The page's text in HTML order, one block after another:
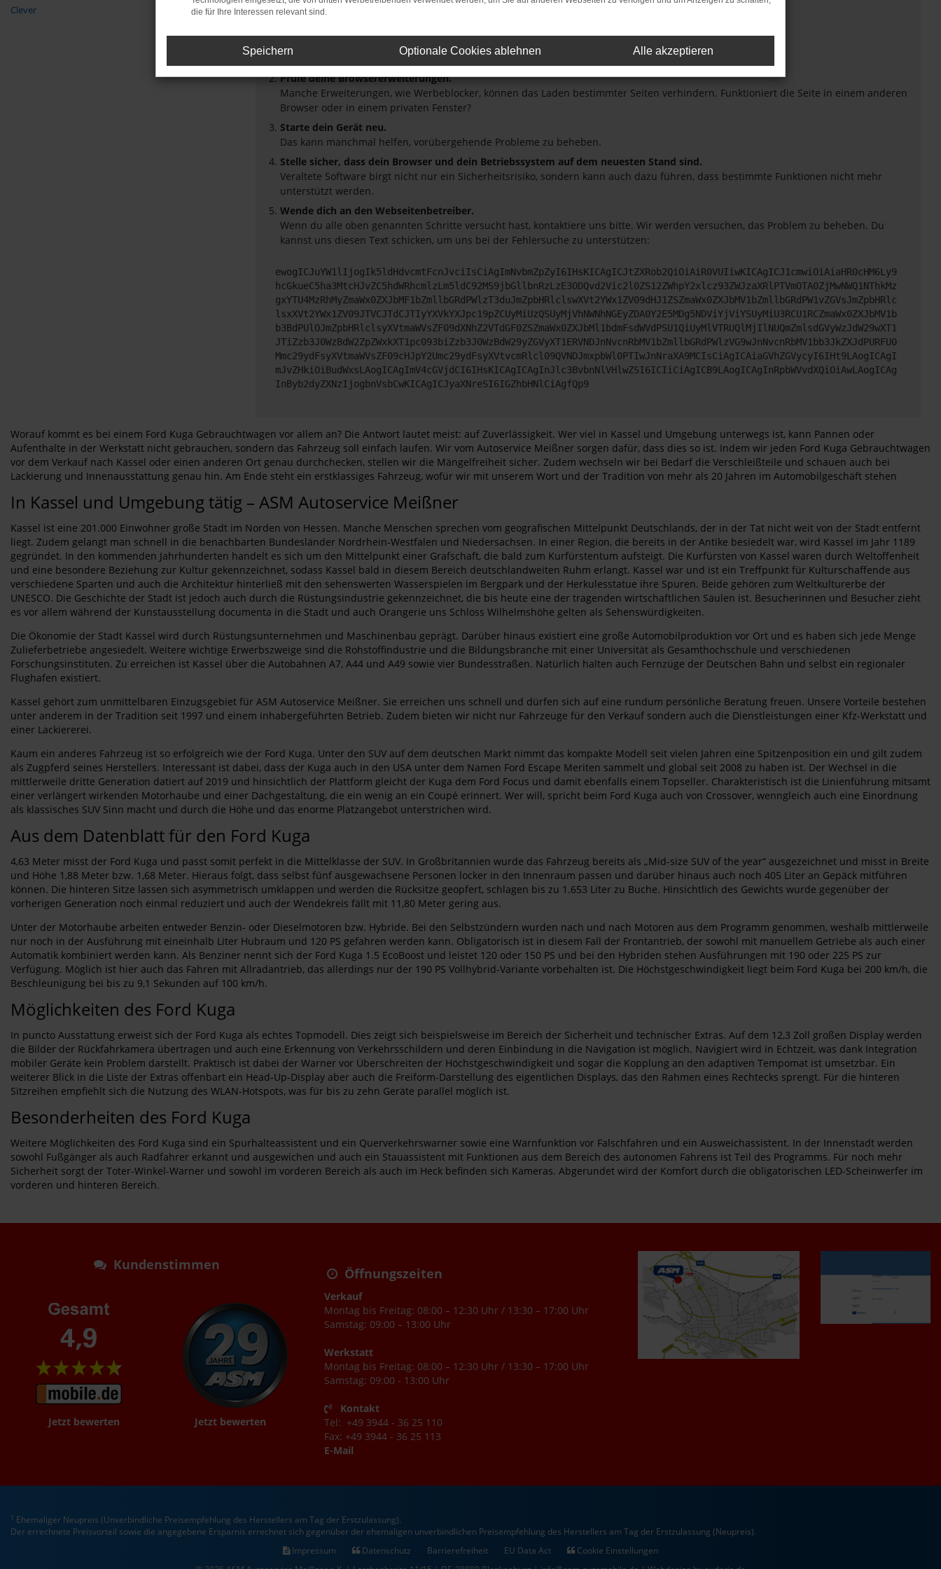
Clever
Beim Laden ist ein Fehler aufgetreten.
Hier sind ein paar Tipps, die dir helfen können:
Überprüfe deine Firewall und deine Internetverbindung.
Laden andere Webseiten, zum Beispiel deine Suchmaschine?
Prüfe deine Browsererweiterungen.
Manche Erweiterungen, wie Werbeblocker, können das Laden bestimmter Seiten verhindern. Funktioniert die Seite in einem anderen
Browser oder in einem privaten Fenster?
Starte dein Gerät neu.
Das kann manchmal helfen, vorübergehende Probleme zu beheben.
Stelle sicher, dass dein Browser und dein Betriebssystem auf dem neuesten Stand sind.
Veraltete Software birgt nicht nur ein Sicherheitsrisiko, sondern kann auch dazu führen, dass bestimmte Funktionen nicht mehr
unterstützt werden.
Wende dich an den Webseitenbetreiber.
Wenn du alle oben genannten Schritte versucht hast, kontaktiere uns bitte. Wir werden versuchen, das Problem zu beheben. Du
kannst uns diesen Text schicken, um uns bei der Fehlersuche zu unterstützen:
ewogICJuYW1lIjogIk5ldHdvcmtFcnJvciIsCiAgImNvbmZpZyI6IHsKICAgICJtZXRob2QiOiAiR0VUIiwKICAgICJ1cmwiOiAiaHR0cHM6Ly9
hcGkueC5ha3MtcHJvZC5hdWRhcmlzLm5ldC92MS9jbGllbnRzLzE3ODQvd2Vic2l0ZS12ZWhpY2xlcz93ZWJzaXRlPTVmOTA0ZjMwNWQ1NThkMz
gxYTU4MzRhMyZmaWx0ZXJbMF1bZmllbGRdPWlzT3duJmZpbHRlclswXVt2YWx1ZV09dHJ1ZSZmaWx0ZXJbMV1bZmllbGRdPW1vZGVsJmZpbHRlc
lsxXVt2YWx1ZV09JTVCJTdCJTIyYXVkYXJpc19pZCUyMiUzQSUyMjVhNWNhNGEyZDA0Y2E5MDg5NDViYjViYSUyMiU3RCU1RCZmaWx0ZXJbMV1b
b3BdPUlOJmZpbHRlclsyXVtmaWVsZF09dXNhZ2VTdGF0ZSZmaWx0ZXJbMl1bdmFsdWVdPSU1QiUyMlVTRUQlMjIlNUQmZmlsdGVyWzJdW29wXT1
JTiZzb3J0WzBdW2ZpZWxkXT1pc093biZzb3J0WzBdW29yZGVyXT1ERVNDJnNvcnRbMV1bZmllbGRdPWlzVG9wJnNvcnRbMV1bb3JkZXJdPURFU0
Mmc29ydFsyXVtmaWVsZF09cHJpY2Umc29ydFsyXVtvcmRlcl09QVNDJmxpbWl0PTIwJnNraXA9MCIsCiAgICAiaGVhZGVycyI6IHt9LAogICAgI
mJvZHkiOiBudWxsLAogICAgImV4cGVjdCI6IHsKICAgICAgInJlc3BvbnNlVHlwZSI6ICIiCiAgICB9LAogICAgInRpbWVvdXQiOiAwLAogICAg
InByb2dyZXNzIjogbnVsbCwKICAgICJyaXNreSI6IGZhbHNlCiAgfQp9
Worauf kommt es bei einem Ford Kuga Gebrauchtwagen vor allem an? Die Antwort lautet meist: auf Zuverlässigkeit. Wer viel in Kassel und Umgebung unterwegs ist, kann Pannen oder
Aufenthalte in der Werkstatt nicht gebrauchen, sondern das Fahrzeug soll einfach laufen. Wir vom Autoservice Meißner sorgen dafür, dass dies so ist. Indem wir jeden Ford Kuga Gebrauchtwagen
vor dem Verkauf nach Kassel oder einen anderen Ort genau durchchecken, stellen wir die Mängelfreiheit sicher. Zudem wechseln wir bei Bedarf die Verschleißteile und schauen auch bei
Lackierung und Innenausstattung genau hin. Am Ende steht ein erstklassiges Fahrzeug, wofür wir mit unserem Wort und der Tradition von mehr als 20 Jahren im Automobilgeschäft stehen
In Kassel und Umgebung tätig – ASM Autoservice Meißner
Kassel ist eine 201.000 Einwohner große Stadt im Norden von Hessen. Manche Menschen sprechen vom geografischen Mittelpunkt Deutschlands, der in der Tat nicht weit von der Stadt entfernt
liegt. Zudem gelangt man schnell in die benachbarten Bundesländer Nordrhein-Westfalen und Niedersachsen. In einer Region, die bereits in der Antike besiedelt war, wird Kassel im Jahr 1189
gegründet. In den kommenden Jahrhunderten handelt es sich um den Mittelpunkt einer Grafschaft, die bald zum Kurfürstentum aufsteigt. Die Kurfürsten von Kassel waren durch Weltoffenheit
und eine besondere Beziehung zur Kultur gekennzeichnet, sodass Kassel bald in diesem Bereich deutschlandweiten Ruhm erlangt. Kassel war und ist ein Treffpunkt für Kulturschaffende aus
verschiedene Sparten und auch die Architektur hinterließ mit den sehenswerten Wasserspielen im Bergpark und der Herkulesstatue ihre Spuren. Beide gehören zum Weltkulturerbe der
UNESCO. Die Geschichte der Stadt ist jedoch auch durch die Rüstungsindustrie gekennzeichnet, die bis heute eine der tragenden wirtschaftlichen Säulen ist. Besucherinnen und Besucher zieht
es vor allem während der Kunstausstellung documenta in die Stadt und auch Orangerie uns Schloss Wilhelmshöhe gelten als Sehenswürdigkeiten.
Die Ökonomie der Stadt Kassel wird durch Rüstungsunternehmen und Maschinenbau geprägt. Darüber hinaus existiert eine große Automobilproduktion vor Ort und es haben sich jede Menge
Zulieferbetriebe angesiedelt. Weitere wichtige Erwerbszweige sind die Rohstoffindustrie und die Bildungsbranche mit einer Universität als Gesamthochschule und verschiedenen
Forschungsinstituten. Zu erreichen ist Kassel über die Autobahnen A7, A44 und A49 sowie vier Bundesstraßen. Natürlich halten auch Fernzüge der Deutschen Bahn und selbst ein regionaler
Flughafen existiert.
Kassel gehört zum unmittelbaren Einzugsgebiet für ASM Autoservice Meißner. Sie erreichen uns schnell und dürfen sich auf eine rundum persönliche Beratung freuen. Unsere Vorteile bestehen
unter anderem in der Tradition seit 1997 und einem inhabergeführten Betrieb. Zudem bieten wir nicht nur Fahrzeuge für den Verkauf sondern auch die Dienstleistungen einer Kfz-Werkstatt und
einer Lackiererei.
Kaum ein anderes Fahrzeug ist so erfolgreich wie der Ford Kuga. Unter den SUV auf dem deutschen Markt nimmt das kompakte Modell seit vielen Jahren eine Spitzenposition ein und gilt zudem
als Zugpferd seines Herstellers. Interessant ist dabei, dass der Kuga auch in den USA unter dem Namen Ford Escape Meriten sammelt und global seit 2008 zu haben ist. Der Wechsel in die
mittlerweile dritte Generation datiert auf 2019 und hinsichtlich der Plattform gleicht der Kuga dem Ford Focus und damit ebenfalls einem Topseller. Charakteristisch ist die Linienführung mitsamt
einer verlängert wirkenden Motorhaube und einer Dachgestaltung, die ein wenig an ein Coupé erinnert. Wer will, spricht beim Ford Kuga auch von Crossover, wenngleich auch eine Einordnung
als klassisches SUV Sinn macht und durch die Höhe und das enorme Platzangebot unterstrichen wird.
Aus dem Datenblatt für den Ford Kuga
4,63 Meter misst der Ford Kuga und passt somit perfekt in die Mittelklasse der SUV. In Großbritannien wurde das Fahrzeug bereits als „Mid-size SUV of the year“ ausgezeichnet und misst in Breite
und Höhe 1,88 Meter bzw. 1,68 Meter. Hieraus folgt, dass selbst fünf ausgewachsene Personen locker in den Innenraum passen und darüber hinaus auch noch 405 Liter an Gepäck mitführen
können. Die hinteren Sitze lassen sich asymmetrisch umklappen und werden die Rücksitze geopfert, schlagen bis zu 1.653 Liter zu Buche. Hinsichtlich des Gewichts wurde gegenüber der
vorherigen Generation noch einmal reduziert und auch der Wendekreis fällt mit 11,80 Meter gering aus.
Unter der Motorhaube arbeiten entweder Benzin- oder Dieselmotoren bzw. Hybride. Bei den Selbstzündern wurden nach und nach Motoren aus dem Programm genommen, weshalb mittlerweile
nur noch in der Ausführung mit eineinhalb Liter Hubraum und 120 PS gefahren werden kann. Obligatorisch ist in diesem Fall der Frontantrieb, der sowohl mit manuellem Getriebe als auch einer
Automatik kombiniert werden kann. Als Benziner nennt sich der Ford Kuga 1.5 EcoBoost und leistet 120 oder 150 PS und bei den Hybriden stehen Ausführungen mit 190 oder 225 PS zur
Verfügung. Möglich ist hier auch das Fahren mit Allradantrieb, das allerdings nur der 190 PS Vollhybrid-Variante vorbehalten ist. Die Höchstgeschwindigkeit liegt beim Ford Kuga bei 200 km/h, die
Beschleunigung bei bis zu 9,1 Sekunden auf 100 km/h.
Möglichkeiten des Ford Kuga
In puncto Ausstattung erweist sich der Ford Kuga als echtes Topmodell. Dies zeigt sich beispielsweise im Bereich der Sicherheit und technischer Extras. Auf dem 12,3 Zoll großen Display werden
die Bilder der Rückfahrkamera übertragen und auch eine Erkennung von Verkehrsschildern und deren Einbindung in die Navigation ist möglich. Navigiert wird in Echtzeit, was dank Integration
mobiler Geräte kein Problem darstellt. Praktisch ist dabei der Warner vor Überschreiten der Höchstgeschwindigkeit und sogar die Kopplung an den adaptiven Tempomat ist umsetzbar. Ein
weiterer Blick in die Liste der Extras offenbart ein Head-Up-Display aber auch die Freiform-Darstellung des eigentlichen Displays, das den Rahmen eines Rechtecks sprengt. Für die hinteren
Sitzreihen empfiehlt sich die Nutzung des WLAN-Hotspots, was für bis zu zehn Geräte parallel möglich ist.
Besonderheiten des Ford Kuga
Weitere Möglichkeiten des Ford Kuga sind ein Spurhalteassistent und ein Querverkehrswarner sowie eine Warnfunktion vor Falschfahren und ein Ausweichassistent. In der Innenstadt werden
sowohl Fußgänger als auch Radfahrer erkannt und ausgewichen und auch ein Stauassistent mit Funktionen aus dem Bereich des autonomen Fahrens ist Teil des Programms. Für noch mehr
Sicherheit sorgt der Toter-Winkel-Warner und sowohl im vorderen Bereich als auch im Heck befinden sich Kameras. Abgerundet wird der Komfort durch die obligatorischen LED-Scheinwerfer im
vorderen und hinteren Bereich.
Kundenstimmen
Jetzt bewerten Jetzt bewerten
Öffnungszeiten
Verkauf
Montag bis Freitag: 08:00 – 12:30 Uhr / 13:30 – 17:00 Uhr
Samstag: 09:00 – 13:00 Uhr
Werkstatt
Montag bis Freitag: 08:00 – 12:30 Uhr / 13:30 – 17:00 Uhr
Samstag: 09:00 - 13:00 Uhr
Kontakt
Tel: +49 3944 - 36 25 110
Fax: +49 3944 - 36 25 113
E-Mail
1 Ehemaliger Neupreis (Unverbindliche Preisempfehlung des Herstellers am Tag der Erstzulassung).
Der errechnete Preisvorteil sowie die angegebene Ersparnis errechnet sich gegenüber der ehemaligen unverbindlichen Preisempfehlung des Herstellers am Tag der Erstzulassung (Neupreis).
Impressum
Datenschutz Barrierefreiheit EU Data Act
Cookie Einstellungen
die für Ihre Interessen relevant sind.
Speichern Optionale Cookies ablehnen Alle akzeptieren